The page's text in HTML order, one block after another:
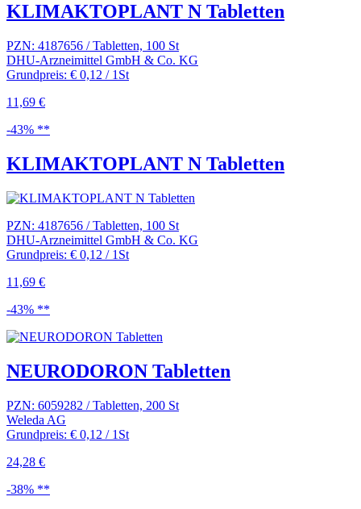
KLIMAKTOPLANT N Tabletten
PZN: 4187656 / Tabletten, 100 St
DHU-Arzneimittel GmbH & Co. KG
Grundpreis: € 0,12 / 1St
11,69 €
-43% **
KLIMAKTOPLANT N Tabletten
PZN: 4187656 / Tabletten, 100 St
DHU-Arzneimittel GmbH & Co. KG
Grundpreis: € 0,12 / 1St
11,69 €
-43% **
NEURODORON Tabletten
PZN: 6059282 / Tabletten, 200 St
Weleda AG
Grundpreis: € 0,12 / 1St
24,28 €
-38% **